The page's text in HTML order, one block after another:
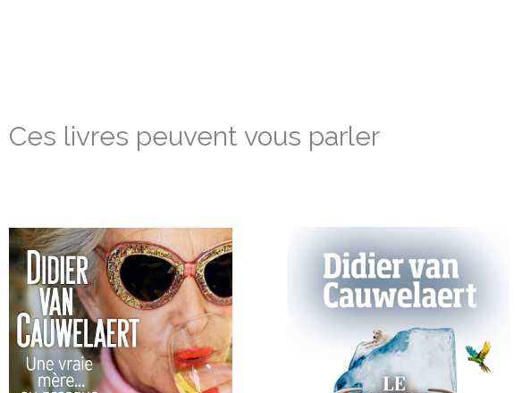
Ces livres peuvent vous parler